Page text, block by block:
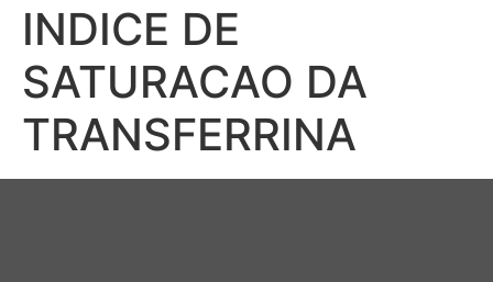
INDICE DE
SATURACAO DA
TRANSFERRINA